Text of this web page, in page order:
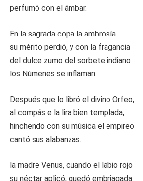
perfumó con el ámbar.
En la sagrada copa la ambrosía
su mérito perdió, y con la fragancia
del dulce zumo del sorbete indiano
los Númenes se inflaman.
Después que lo libró el divino Orfeo,
al compás e la lira bien templada,
hinchendo con su música el empireo
cantó sus alabanzas.
la madre Venus, cuando el labio rojo
su néctar aplicó, quedó embriagada